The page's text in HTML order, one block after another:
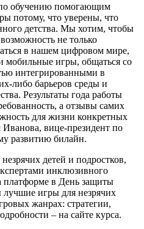
обучению помогающим
потому, что уверены, что
детства. Мы хотим, чтобы
не только
в нашем цифровом мире,
мобильные игры, общаться со
интегрированными в
либо барьеров среды и
Результаты года работы
а отзывы самих
для жизни конкретных
вице-президент по
развитию билайн.
детей и подростков,
инклюзивного
платформе в День защиты
лучшие игры для незрячих
жанрах: стратегии,
– на сайте курса.